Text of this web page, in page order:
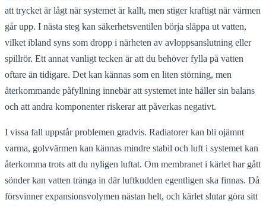
att trycket är lågt när systemet är kallt, men stiger kraftigt när värmen
går upp. I nästa steg kan säkerhetsventilen börja släppa ut vatten,
vilket ibland syns som dropp i närheten av avloppsanslutning eller
spillrör. Ett annat vanligt tecken är att du behöver fylla på vatten
oftare än tidigare. Det kan kännas som en liten störning, men
återkommande påfyllning innebär att systemet inte håller sin balans
och att andra komponenter riskerar att påverkas negativt.
I vissa fall uppstår problemen gradvis. Radiatorer kan bli ojämnt
varma, golvvärmen kan kännas mindre stabil och luft i systemet kan
återkomma trots att du nyligen luftat. Om membranet i kärlet har gått
sönder kan vatten tränga in där luftkudden egentligen ska finnas. Då
försvinner expansionsvolymen nästan helt, och kärlet slutar göra sitt